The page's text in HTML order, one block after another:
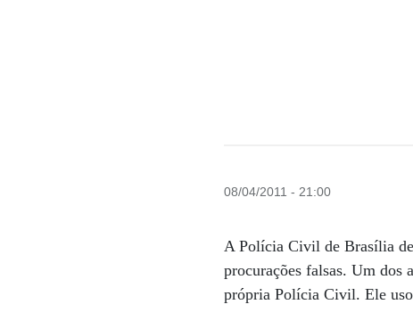
08/04/2011 - 21:00
A Polícia Civil de Brasília
procurações falsas. Um dos
própria Polícia Civil. Ele